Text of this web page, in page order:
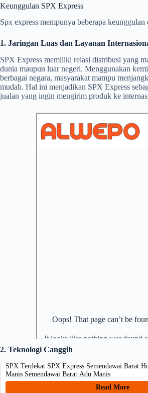
Keunggulan SPX Express
Spx express mempunya beberapa keunggulan
1. Jaringan Luas dan Layanan
SPX Express memiliki relasi distribusi yang
dunia maupun luar negeri. Menggunakan
berbagai negara, masyarakat mampu
mudah. Hal ini menjadikan SPX Express
jualan yang ingin mengirim produk ke
2. Teknologi Canggih
SPX Terdekat SPX Express Semendawai Barat
Manis Semendawai Barat Adu Manis
Read More